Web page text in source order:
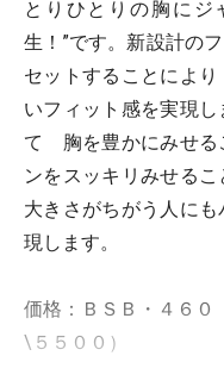
とりひとりの胸にジ
生！”です。新設計の
セットすることによ
いフィット感を実現
て 胸を豊かにみせる
ンをスッキリみせる
大きさがちがう人に
現します。
価格：ＢＳＢ・４６
\５５００）